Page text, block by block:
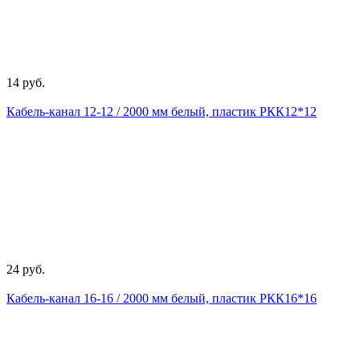
14 руб.
Кабель-канал 12-12 / 2000 мм белый, пластик РКК12*12
24 руб.
Кабель-канал 16-16 / 2000 мм белый, пластик РКК16*16